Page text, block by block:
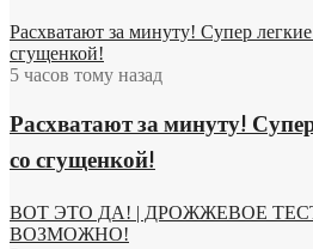
Расхватают за минуту! Супер
сгущенкой!
5 часов тому назад
Расхватают за минуту!
со сгущенкой!
ВОТ ЭТО ДА! | ДРОЖЖЕВОЕ
ВОЗМОЖНО!